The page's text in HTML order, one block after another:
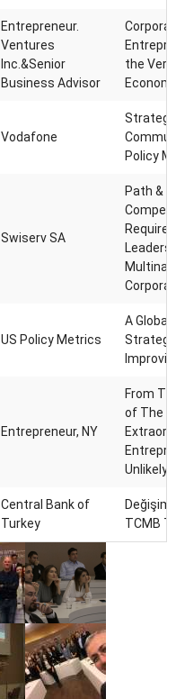
Entrepreneur.
Ventures
Inc.&Senior
Business Advisor
the
Vodafone
Policy
Swiserv SA
Path &
US Policy Metrics
A Global
Entrepreneur, NY
From
of The
Unlikely
Central Bank of
Turkey
TCMB